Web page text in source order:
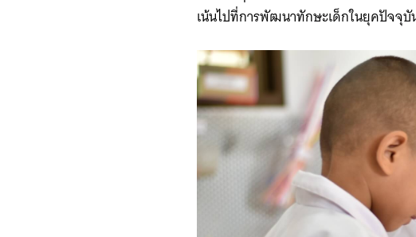
เน้นไปที่การพัฒนาทักษะเด็กในยุคปัจจุบั